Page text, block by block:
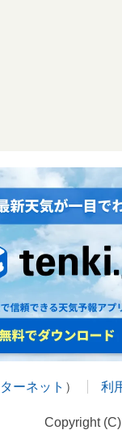
ーネット ） 利
Copyright